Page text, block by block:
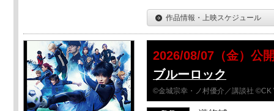
作品情報・上映スケジュール
2026/08/07（金）公
ブルーロック
©金城宗幸・ノ村優介／講談社 ©CK